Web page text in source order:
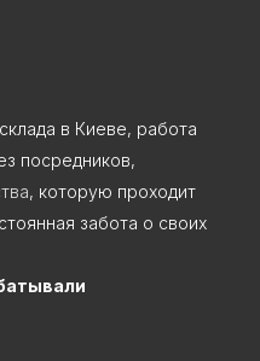
в Киеве, работа
посредников,
, которую проходит
забота о своих